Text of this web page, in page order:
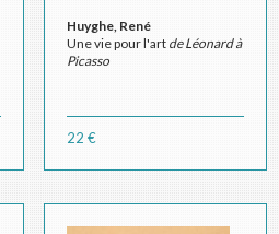
Huyghe, René
Une vie pour l'art de Léonard à
Picasso
22 €